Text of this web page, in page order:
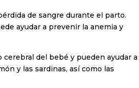
de sangre durante el parto.
ayudar a prevenir la anemia y
cerebral del bebé y pueden ayudar a
y las sardinas, así como las